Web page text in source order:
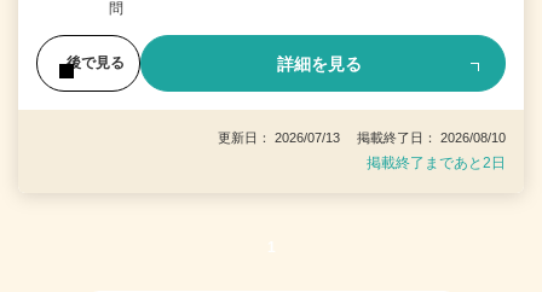
問
後で見る 詳細を見る
更新日： 2026/07/13 掲載終了日： 2026/08/10
掲載終了まであと2日
1